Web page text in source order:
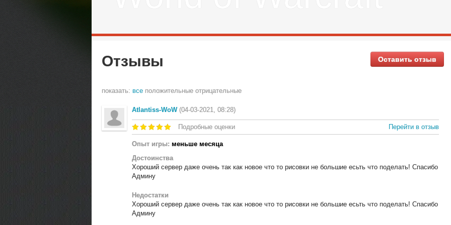
Отзывы Оставить отзыв
показать: все положительные отрицательные
Atlantiss-WoW (04-03-2021, 08:28)
Подробные оценки Перейти в отзыв
Опыт игры: меньше месяца
Достоинства
Хороший сервер даже очень так как новое что то рисовки не большие есьть что поделать! Спасибо
Админу
Недостатки
Хороший сервер даже очень так как новое что то рисовки не большие есьть что поделать! Спасибо
Админу